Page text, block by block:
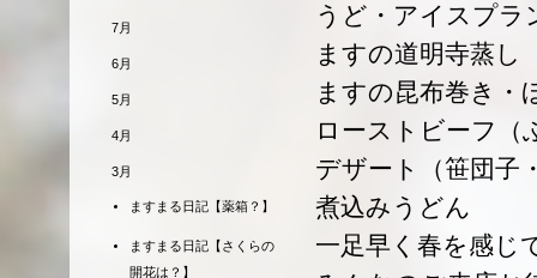
うど・アイスプラ
ますの道明寺蒸し
ますの昆布巻き・
ローストビーフ（
デザート（笹団子
煮込みうどん
一足早く春を感じ
7月
6月
5月
4月
3月
ますまる日記【薬箱？】
ますまる日記【さくらの
開花は？】